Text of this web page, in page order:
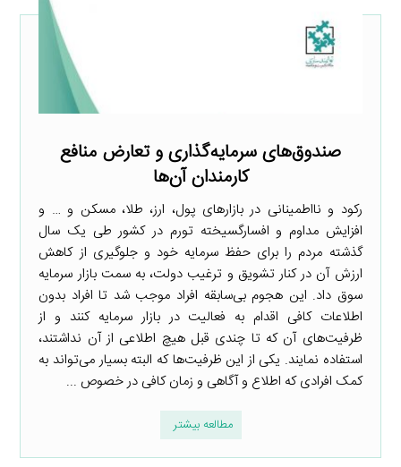
صندوق‌های سرمایه‌گذاری و تعارض منافع
کارمندان آن‌ها
رکود و نااطمینانی در بازارهای پول، ارز، طلا، مسکن و … و
افزایش مداوم و افسارگسیخته تورم در کشور طی یک سال
گذشته مردم را برای حفظ سرمایه خود و جلوگیری از کاهش
ارزش آن در کنار تشویق و ترغیب دولت، به سمت بازار سرمایه
سوق داد. این هجوم بی‌سابقه افراد موجب شد تا افراد بدون
اطلاعات کافی اقدام به فعالیت در بازار سرمایه کنند و از
ظرفیت‌های آن که تا چندی قبل هیچ اطلاعی از آن نداشتند،
استفاده نمایند. یکی از این ظرفیت‌ها که البته بسیار می‌تواند به
کمک افرادی که اطلاع و آگاهی و زمان کافی در خصوص ...
مطالعه بیشتر